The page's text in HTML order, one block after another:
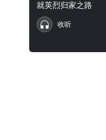
就英烈归家之路
收听